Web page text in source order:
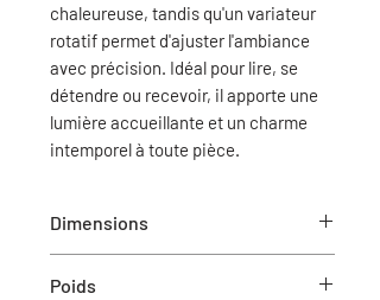
chaleureuse, tandis qu'un variateur
rotatif permet d'ajuster l'ambiance
avec précision. Idéal pour lire, se
détendre ou recevoir, il apporte une
lumière accueillante et un charme
intemporel à toute pièce.
Dimensions
Poids